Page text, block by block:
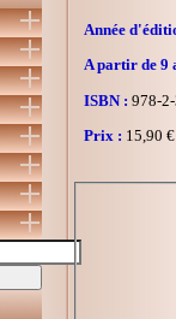
Année
A partir de 9
ISBN : 978-
Prix : 15,90 €